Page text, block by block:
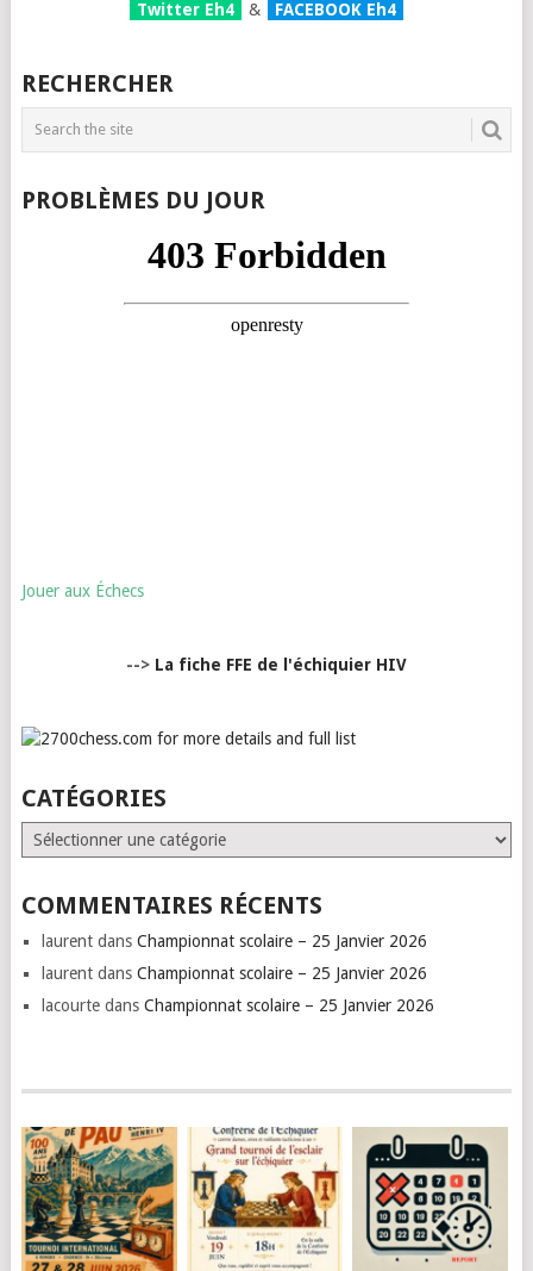
Twitter Eh4 & FACEBOOK Eh4
RECHERCHER
PROBLÈMES DU JOUR
Jouer aux Échecs
--> La fiche FFE de l'échiquier HIV
CATÉGORIES
Catégories
COMMENTAIRES RÉCENTS
laurentdans Championnat scolaire – 25 Janvier 2026
laurentdans Championnat scolaire – 25 Janvier 2026
lacourtedans Championnat scolaire – 25 Janvier 2026